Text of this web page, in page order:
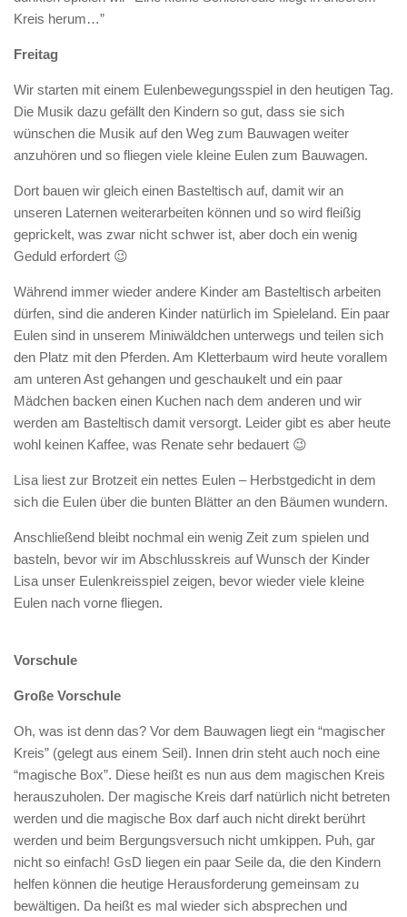
Kreis herum…”
Freitag
Wir starten mit einem Eulenbewegungsspiel in den heutigen Tag.
Die Musik dazu gefällt den Kindern so gut, dass sie sich
wünschen die Musik auf den Weg zum Bauwagen weiter
anzuhören und so fliegen viele kleine Eulen zum Bauwagen.
Dort bauen wir gleich einen Basteltisch auf, damit wir an
unseren Laternen weiterarbeiten können und so wird fleißig
geprickelt, was zwar nicht schwer ist, aber doch ein wenig
Geduld erfordert 😉
Während immer wieder andere Kinder am Basteltisch arbeiten
dürfen, sind die anderen Kinder natürlich im Spieleland. Ein paar
Eulen sind in unserem Miniwäldchen unterwegs und teilen sich
den Platz mit den Pferden. Am Kletterbaum wird heute vorallem
am unteren Ast gehangen und geschaukelt und ein paar
Mädchen backen einen Kuchen nach dem anderen und wir
werden am Basteltisch damit versorgt. Leider gibt es aber heute
wohl keinen Kaffee, was Renate sehr bedauert 😉
Lisa liest zur Brotzeit ein nettes Eulen – Herbstgedicht in dem
sich die Eulen über die bunten Blätter an den Bäumen wundern.
Anschließend bleibt nochmal ein wenig Zeit zum spielen und
basteln, bevor wir im Abschlusskreis auf Wunsch der Kinder
Lisa unser Eulenkreisspiel zeigen, bevor wieder viele kleine
Eulen nach vorne fliegen.
Vorschule
Große Vorschule
Oh, was ist denn das? Vor dem Bauwagen liegt ein “magischer
Kreis” (gelegt aus einem Seil). Innen drin steht auch noch eine
“magische Box”. Diese heißt es nun aus dem magischen Kreis
herauszuholen. Der magische Kreis darf natürlich nicht betreten
werden und die magische Box darf auch nicht direkt berührt
werden und beim Bergungsversuch nicht umkippen. Puh, gar
nicht so einfach! GsD liegen ein paar Seile da, die den Kindern
helfen können die heutige Herausforderung gemeinsam zu
bewältigen. Da heißt es mal wieder sich absprechen und